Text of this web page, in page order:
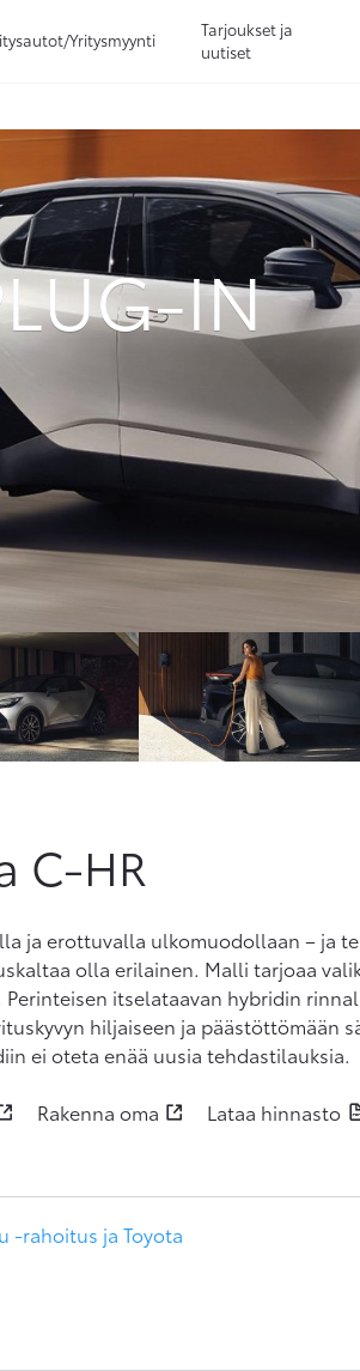
Yritysmyynti
Tarjoukset ja
uutiset
IN
C-HR
ja erottuvalla ulkomuodollaan – ja
olla erilainen. Malli tarjoaa
itselataavan hybridin
hiljaiseen ja päästöttömään
ei oteta enää uusia tehdastilauksia.
Rakenna oma Lataa hinnasto
-rahoitus ja Toyota